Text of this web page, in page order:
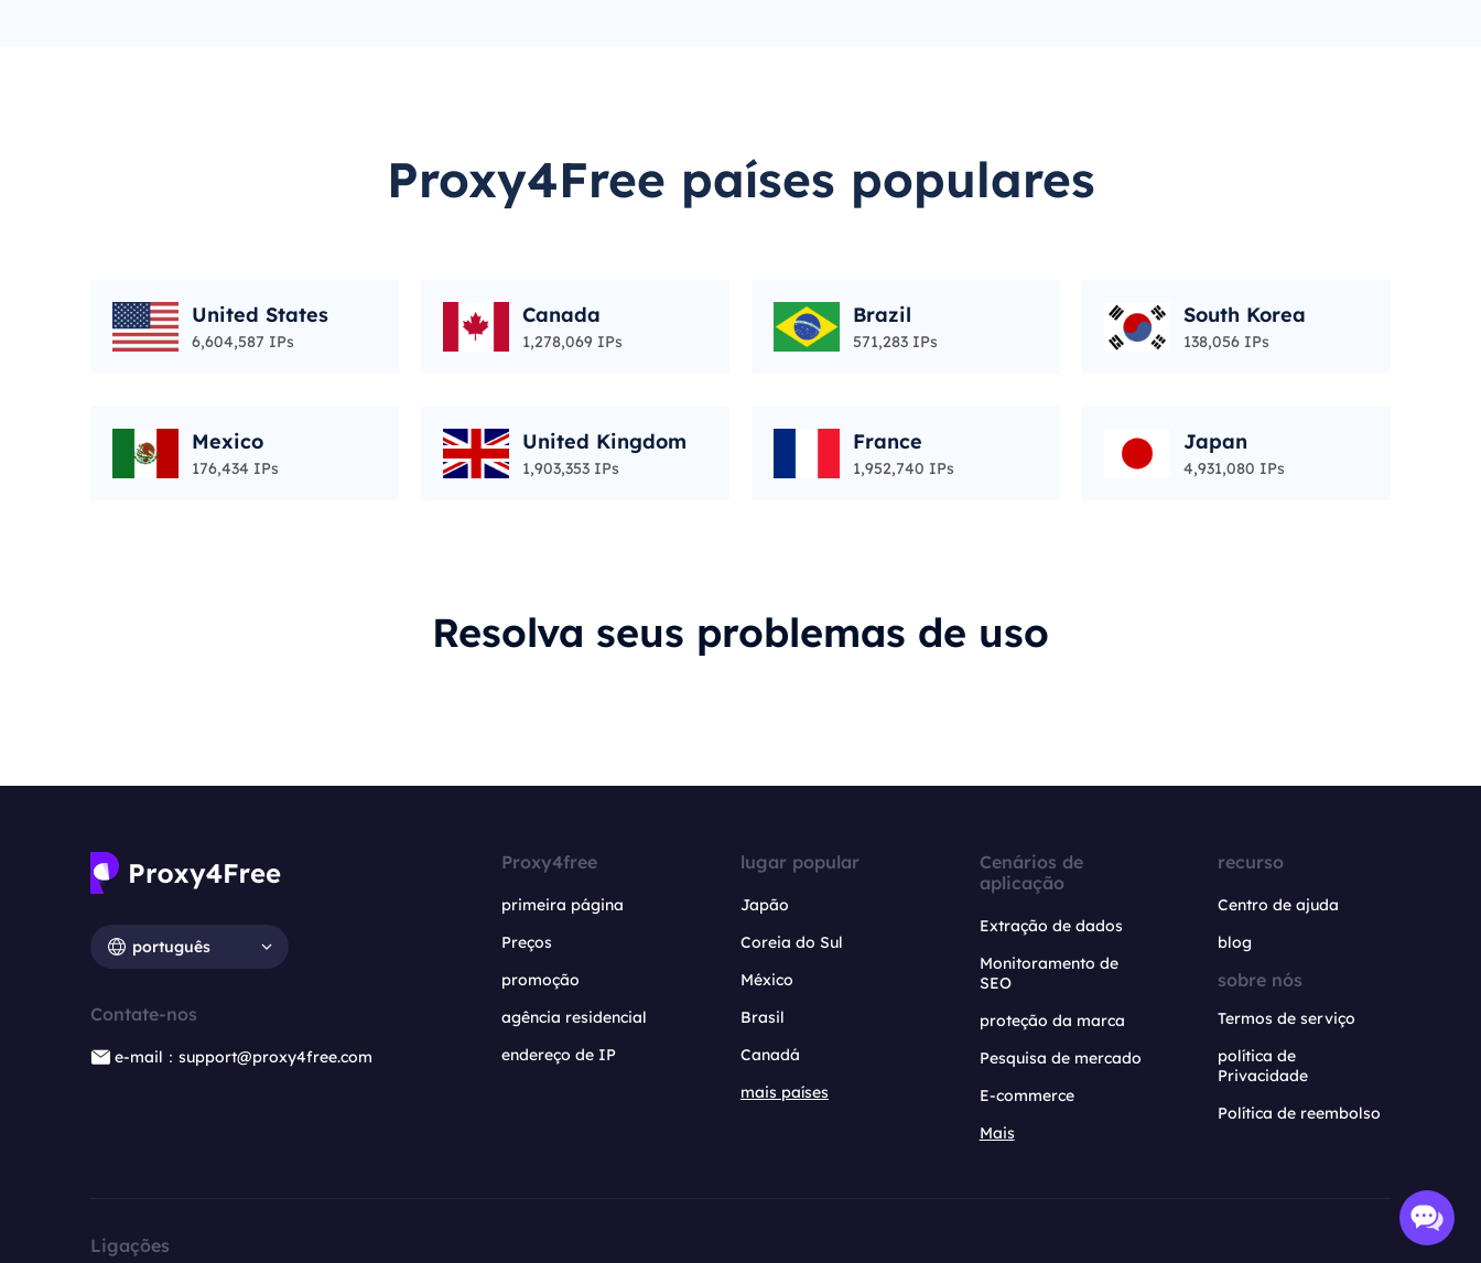
Proxy4Free países populares
United States
6,604,587 IPs
Canada
1,278,069 IPs
Brazil
571,283 IPs
South Korea
138,056 IPs
Mexico
176,434 IPs
United Kingdom
1,903,353 IPs
France
1,952,740 IPs
Japan
4,931,080 IPs
Resolva seus problemas de uso
português
Contate-nos
e-mail：support@proxy4free.com
Proxy4free
primeira página
Preços
promoção
agência residencial
endereço de IP
lugar popular
Japão
Coreia do Sul
México
Brasil
Canadá
mais países
Cenários de
aplicação
Extração de dados
Monitoramento de
SEO
proteção da marca
Pesquisa de mercado
E-commerce
Mais
recurso
Centro de ajuda
blog
sobre nós
Termos de serviço
política de
Privacidade
Política de reembolso
Ligações